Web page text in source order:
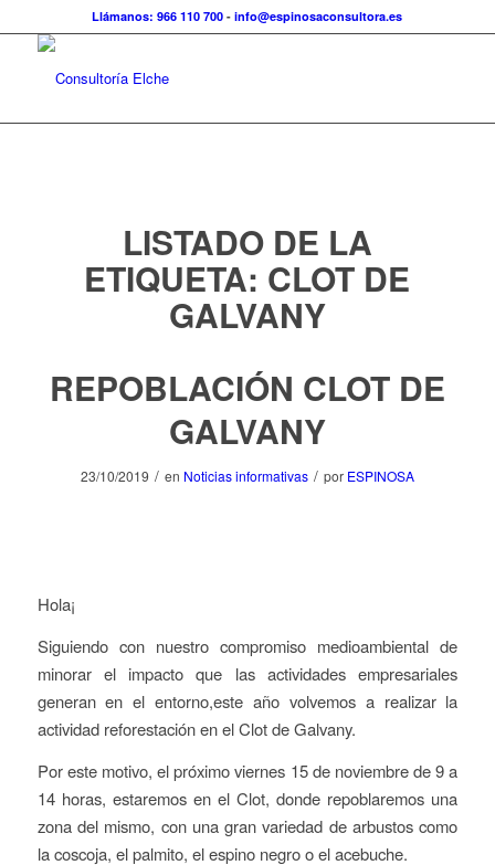
Llámanos: 966 110 700 -info@espinosaconsultora.es
LISTADO DE LA
ETIQUETA: CLOT DE
GALVANY
REPOBLACIÓN CLOT DE
GALVANY
23/10/2019 / en Noticias informativas / por ESPINOSA
Hola¡
Siguiendo con nuestro compromiso medioambiental de
minorar el impacto que las actividades empresariales
generan en el entorno,este año volvemos a realizar la
actividad reforestación en el Clot de Galvany.
Por este motivo, el próximo viernes 15 de noviembre de 9 a
14 horas, estaremos en el Clot, donde repoblaremos una
zona del mismo, con una gran variedad de arbustos como
la coscoja, el palmito, el espino negro o el acebuche.